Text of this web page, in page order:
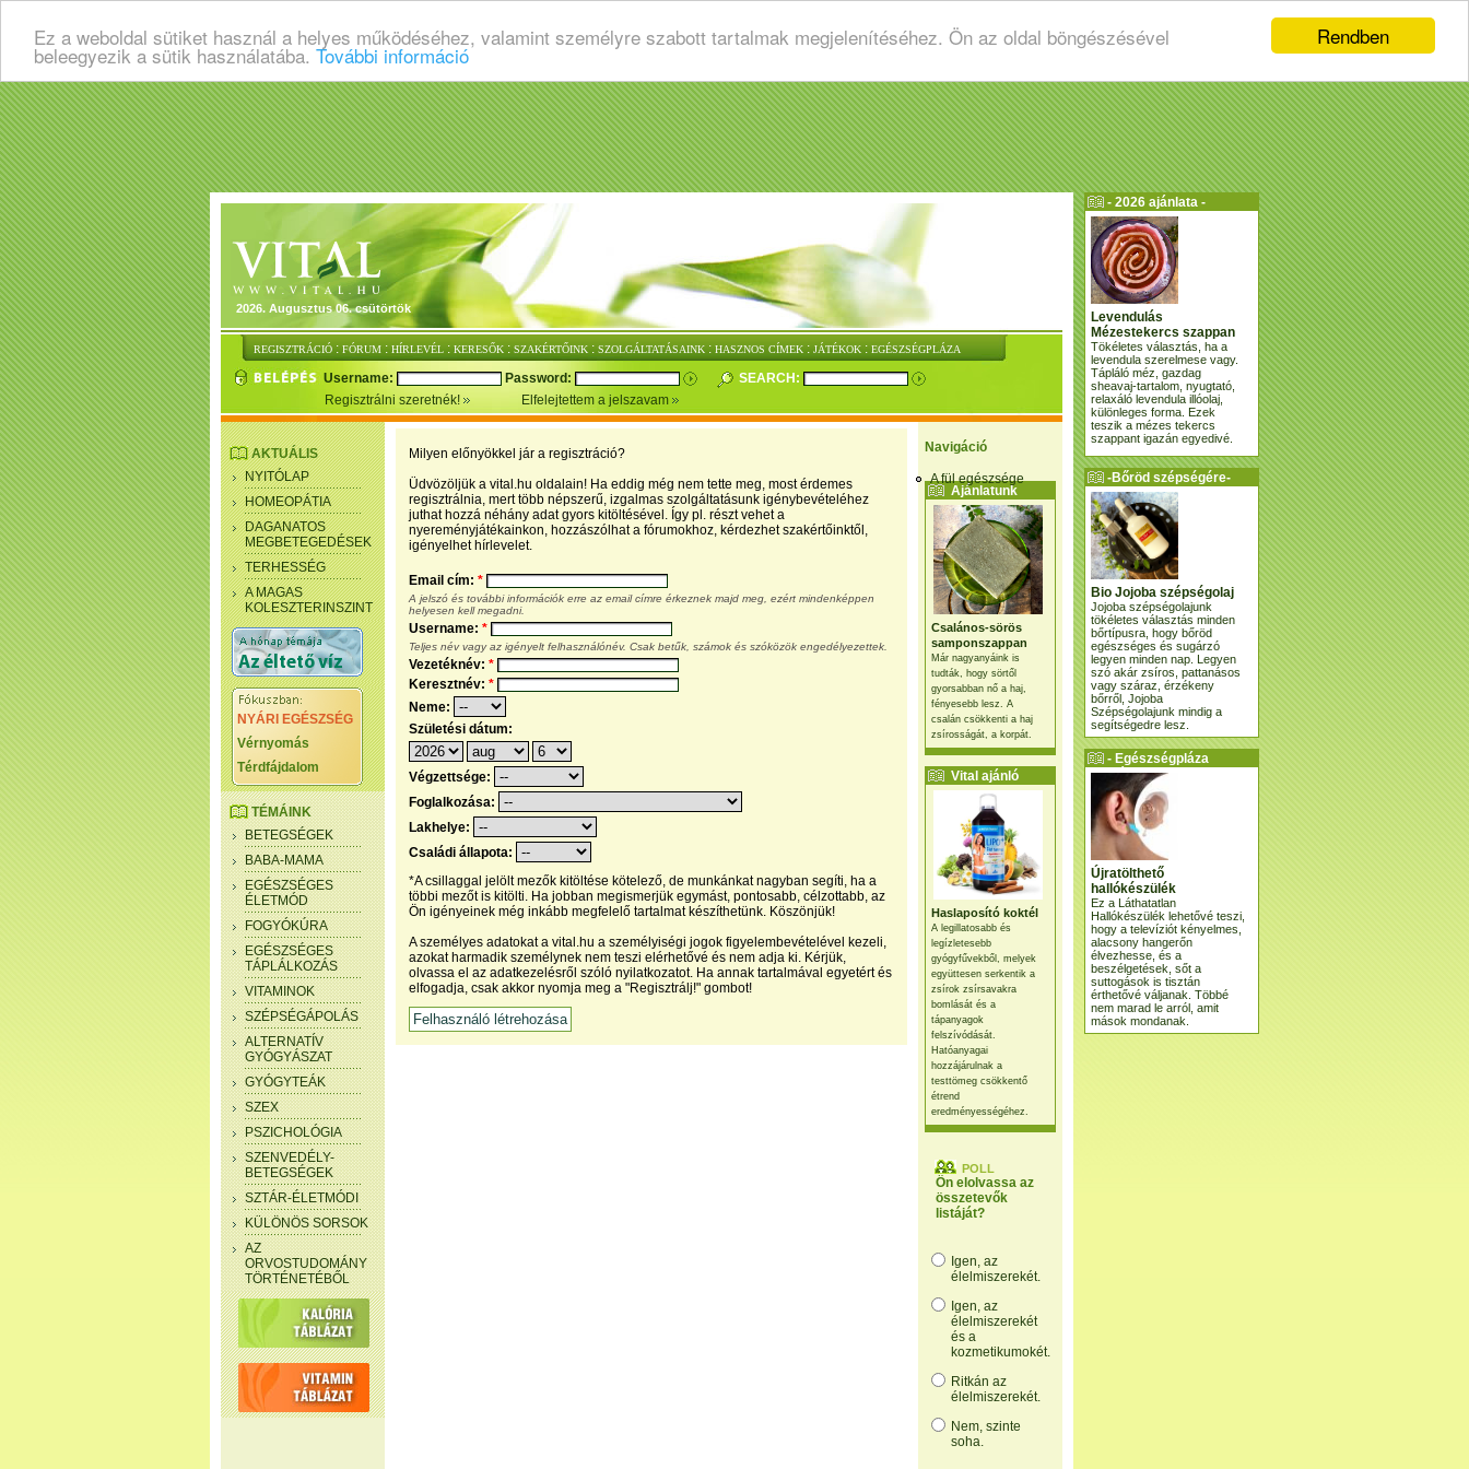
Rendben
Ez a weboldal sütiket használ a helyes működéséhez, valamint személyre szabott tartalmak megjelenítéséhez. Ön az oldal böngészésével
beleegyezik a sütik használatába. További információ
2026. Augusztus 06. csütörtök
REGISZTRÁCIÓ : FÓRUM : HÍRLEVÉL : KERESŐK : SZAKÉRTŐINK : SZOLGÁLTATÁSAINK : HASZNOS CÍMEK : JÁTÉKOK : EGÉSZSÉGPLÁZA
Username: Password:
SEARCH:
Regisztrálni szeretnék!
Elfelejtettem a jelszavam
Navigáció
A fül egészsége
Ajánlatunk
Csalános-sörös
samponszappan
Már nagyanyáink is
tudták, hogy sörtől
gyorsabban nő a haj,
fényesebb lesz. A
csalán csökkenti a haj
zsírosságát, a korpát.
Vital ajánló
Haslaposító koktél
A legillatosabb és
legízletesebb
gyógyfűvekből, melyek
együttesen serkentik a
zsírok zsírsavakra
bomlását és a
tápanyagok
felszívódását.
Hatóanyagai
hozzájárulnak a
testtömeg csökkentő
étrend
eredményességéhez.
POLL
Ön elolvassa az
összetevők
listáját?
Igen, az
élelmiszerekét.
Igen, az
élelmiszerekét
és a
kozmetikumokét.
Ritkán az
élelmiszerekét.
Nem, szinte
soha.
AKTUÁLIS
NYITÓLAP
HOMEOPÁTIA
DAGANATOS
MEGBETEGEDÉSEK
TERHESSÉG
A MAGAS
KOLESZTERINSZINT
NYÁRI EGÉSZSÉG
Vérnyomás
Térdfájdalom
TÉMÁINK
BETEGSÉGEK
BABA-MAMA
EGÉSZSÉGES
ÉLETMÓD
FOGYÓKÚRA
EGÉSZSÉGES
TÁPLÁLKOZÁS
VITAMINOK
SZÉPSÉGÁPOLÁS
ALTERNATÍV
GYÓGYÁSZAT
GYÓGYTEÁK
SZEX
PSZICHOLÓGIA
SZENVEDÉLY-
BETEGSÉGEK
SZTÁR-ÉLETMÓDI
KÜLÖNÖS SORSOK
AZ
ORVOSTUDOMÁNY
TÖRTÉNETÉBŐL
Milyen előnyökkel jár a regisztráció?
Üdvözöljük a vital.hu oldalain! Ha eddig még nem tette meg, most érdemes
regisztrálnia, mert több népszerű, izgalmas szolgáltatásunk igénybevételéhez
juthat hozzá néhány adat gyors kitöltésével. Így pl. részt vehet a
nyereményjátékainkon, hozzászólhat a fórumokhoz, kérdezhet szakértőinktől,
igényelhet hírlevelet.
Email cím: *
A jelszó és további információk erre az email címre érkeznek majd meg, ezért mindenképpen
helyesen kell megadni.
Username: *
Teljes név vagy az igényelt felhasználónév. Csak betűk, számok és szóközök engedélyezettek.
Vezetéknév: *
Keresztnév: *
Neme:
Születési dátum:
Végzettsége:
Foglalkozása:
Lakhelye:
Családi állapota:
*A csillaggal jelölt mezők kitöltése kötelező, de munkánkat nagyban segíti, ha a
többi mezőt is kitölti. Ha jobban megismerjük egymást, pontosabb, célzottabb, az
Ön igényeinek még inkább megfelelő tartalmat készíthetünk. Köszönjük!
A személyes adatokat a vital.hu a személyiségi jogok figyelembevételével kezeli,
azokat harmadik személynek nem teszi elérhetővé és nem adja ki. Kérjük,
olvassa el az adatkezelésről szóló nyilatkozatot. Ha annak tartalmával egyetért és
elfogadja, csak akkor nyomja meg a "Regisztrálj!" gombot!
- 2026 ajánlata -
Levendulás
Mézestekercs szappan
Tökéletes választás, ha a
levendula szerelmese vagy.
Tápláló méz, gazdag
sheavaj-tartalom, nyugtató,
relaxáló levendula illóolaj,
különleges forma. Ezek
teszik a mézes tekercs
szappant igazán egyedivé.
-Bőröd szépségére-
Bio Jojoba szépségolaj
Jojoba szépségolajunk
tökéletes választás minden
bőrtípusra, hogy bőröd
egészséges és sugárzó
legyen minden nap. Legyen
szó akár zsíros, pattanásos
vagy száraz, érzékeny
bőrről, Jojoba
Szépségolajunk mindig a
segítségedre lesz.
- Egészségpláza
ajánlatunk -
Újratölthető
hallókészülék
Ez a Láthatatlan
Hallókészülék lehetővé teszi,
hogy a televíziót kényelmes,
alacsony hangerőn
élvezhesse, és a
beszélgetések, sőt a
suttogások is tisztán
érthetővé váljanak. Többé
nem marad le arról, amit
mások mondanak.